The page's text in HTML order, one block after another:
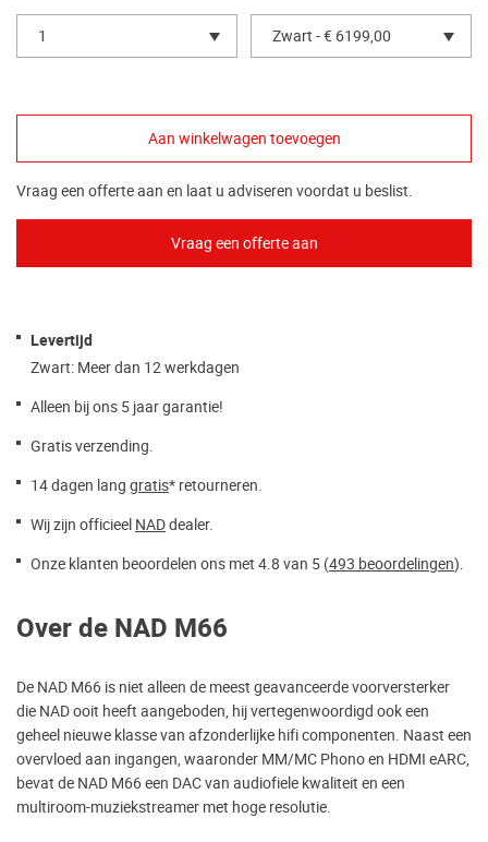
1 Zwart - € 6199,00
Vraag een offerte aan en laat u adviseren voordat u beslist.
Levertijd
Zwart: Meer dan 12 werkdagen
Alleen bij ons 5 jaar garantie!
Gratis verzending.
14 dagen lang gratis* retourneren.
Wij zijn officieel NADdealer.
Onze klanten beoordelen ons met 4.8 van 5 (493 beoordelingen).
Over de NAD M66
De NAD M66 is niet alleen de meest geavanceerde voorversterker
die NAD ooit heeft aangeboden, hij vertegenwoordigd ook een
geheel nieuwe klasse van afzonderlijke hifi componenten. Naast een
overvloed aan ingangen, waaronder MM/MC Phono en HDMI eARC,
bevat de NAD M66 een DAC van audiofiele kwaliteit en een
multiroom-muziekstreamer met hoge resolutie.